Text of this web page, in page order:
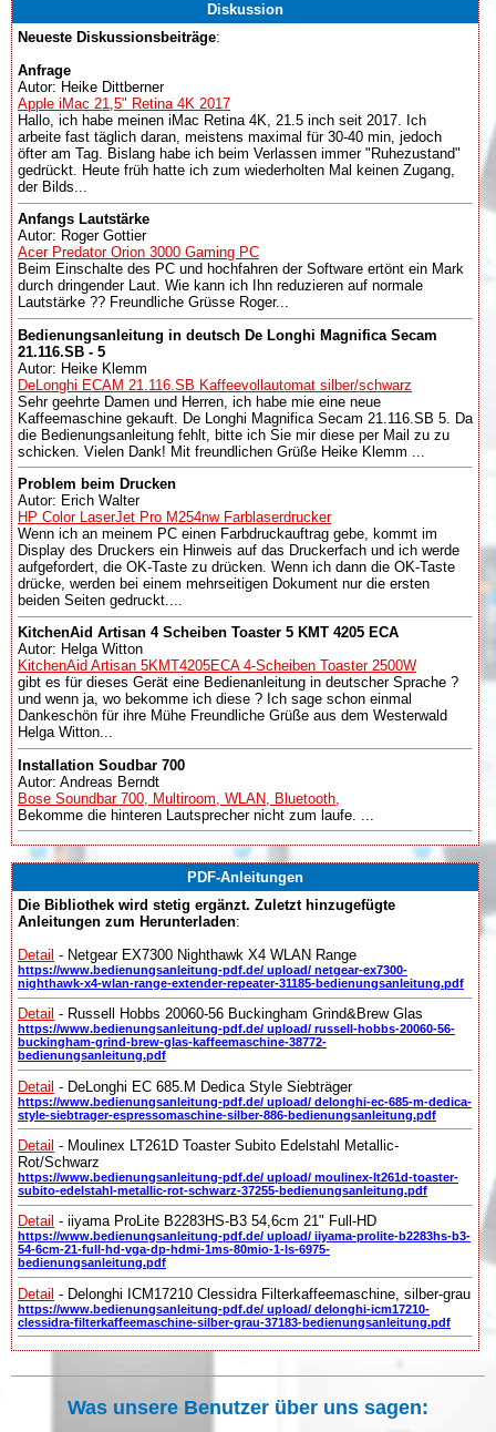
Diskussion
Neueste Diskussionsbeiträge:
Anfrage
Autor: Heike Dittberner
Apple iMac 21,5" Retina 4K 2017
Hallo, ich habe meinen iMac Retina 4K, 21.5 inch seit 2017. Ich
arbeite fast täglich daran, meistens maximal für 30-40 min, jedoch
öfter am Tag. Bislang habe ich beim Verlassen immer "Ruhezustand"
gedrückt. Heute früh hatte ich zum wiederholten Mal keinen Zugang,
der Bilds...
Anfangs Lautstärke
Autor: Roger Gottier
Acer Predator Orion 3000 Gaming PC
Beim Einschalte des PC und hochfahren der Software ertönt ein Mark
durch dringender Laut. Wie kann ich Ihn reduzieren auf normale
Lautstärke ?? Freundliche Grüsse Roger...
Bedienungsanleitung in deutsch De Longhi Magnifica Secam
21.116.SB - 5
Autor: Heike Klemm
DeLonghi ECAM 21.116.SB Kaffeevollautomat silber/schwarz
Sehr geehrte Damen und Herren, ich habe mie eine neue
Kaffeemaschine gekauft. De Longhi Magnifica Secam 21.116.SB 5. Da
die Bedienungsanleitung fehlt, bitte ich Sie mir diese per Mail zu zu
schicken. Vielen Dank! Mit freundlichen Grüße Heike Klemm ...
Problem beim Drucken
Autor: Erich Walter
HP Color LaserJet Pro M254nw Farblaserdrucker
Wenn ich an meinem PC einen Farbdruckauftrag gebe, kommt im
Display des Druckers ein Hinweis auf das Druckerfach und ich werde
aufgefordert, die OK-Taste zu drücken. Wenn ich dann die OK-Taste
drücke, werden bei einem mehrseitigen Dokument nur die ersten
beiden Seiten gedruckt....
KitchenAid Artisan 4 Scheiben Toaster 5 KMT 4205 ECA
Autor: Helga Witton
KitchenAid Artisan 5KMT4205ECA 4-Scheiben Toaster 2500W
gibt es für dieses Gerät eine Bedienanleitung in deutscher Sprache ?
und wenn ja, wo bekomme ich diese ? Ich sage schon einmal
Dankeschön für ihre Mühe Freundliche Grüße aus dem Westerwald
Helga Witton...
Installation Soudbar 700
Autor: Andreas Berndt
Bose Soundbar 700, Multiroom, WLAN, Bluetooth,
Bekomme die hinteren Lautsprecher nicht zum laufe. ...
PDF-Anleitungen
Die Bibliothek wird stetig ergänzt. Zuletzt hinzugefügte
Anleitungen zum Herunterladen:
Detail - Netgear EX7300 Nighthawk X4 WLAN Range
https://www.bedienungsanleitung-pdf.de/ upload/ netgear-ex7300-
nighthawk-x4-wlan-range-extender-repeater-31185-bedienungsanleitung.pdf
Detail - Russell Hobbs 20060-56 Buckingham Grind&Brew Glas
https://www.bedienungsanleitung-pdf.de/ upload/ russell-hobbs-20060-56-
buckingham-grind-brew-glas-kaffeemaschine-38772-
bedienungsanleitung.pdf
Detail - DeLonghi EC 685.M Dedica Style Siebträger
https://www.bedienungsanleitung-pdf.de/ upload/ delonghi-ec-685-m-dedica-
style-siebtrager-espressomaschine-silber-886-bedienungsanleitung.pdf
Detail - Moulinex LT261D Toaster Subito Edelstahl Metallic-
Rot/Schwarz
https://www.bedienungsanleitung-pdf.de/ upload/ moulinex-lt261d-toaster-
subito-edelstahl-metallic-rot-schwarz-37255-bedienungsanleitung.pdf
Detail - iiyama ProLite B2283HS-B3 54,6cm 21" Full-HD
https://www.bedienungsanleitung-pdf.de/ upload/ iiyama-prolite-b2283hs-b3-
54-6cm-21-full-hd-vga-dp-hdmi-1ms-80mio-1-ls-6975-
bedienungsanleitung.pdf
Detail - Delonghi ICM17210 Clessidra Filterkaffeemaschine, silber-grau
https://www.bedienungsanleitung-pdf.de/ upload/ delonghi-icm17210-
clessidra-filterkaffeemaschine-silber-grau-37183-bedienungsanleitung.pdf
Was unsere Benutzer über uns sagen: